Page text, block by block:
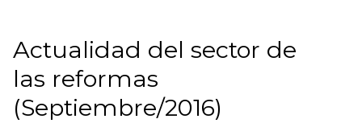
Actualidad del sector de
las reformas
(Septiembre/2016)